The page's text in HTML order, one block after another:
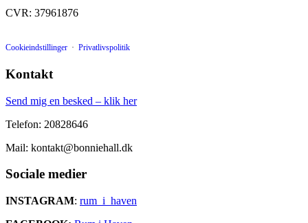
CVR: 37961876
Cookieindstillinger · Privatlivspolitik
Kontakt
Send mig en besked – klik her
Telefon: 20828646
Mail: kontakt@bonniehall.dk
Sociale medier
INSTAGRAM: rum_i_haven